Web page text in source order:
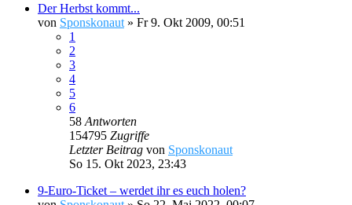
Der Herbst kommt...
von Sponskonaut » Fr 9. Okt 2009, 00:51
1
2
3
4
5
6
58 Antworten
154795 Zugriffe
Letzter Beitrag von Sponskonaut
So 15. Okt 2023, 23:43
9-Euro-Ticket – werdet ihr es euch holen?